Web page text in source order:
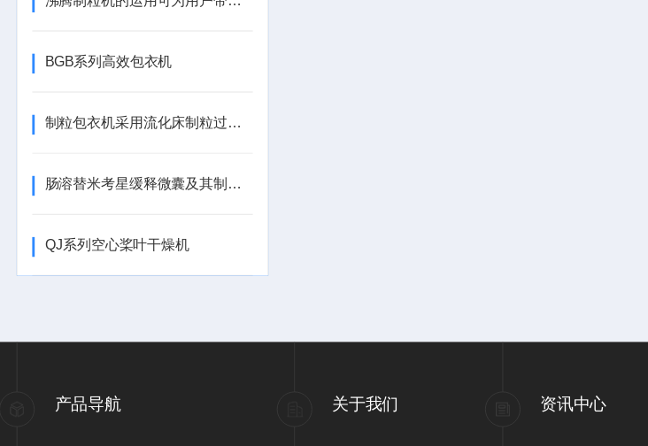
BGB系列高效包衣机
制粒包衣机采用流化床制粒过程需要注意事项
肠溶替米考星缓释微囊及其制备方法技术
QJ系列空心桨叶干燥机
产品导航 关于我们 资讯中心